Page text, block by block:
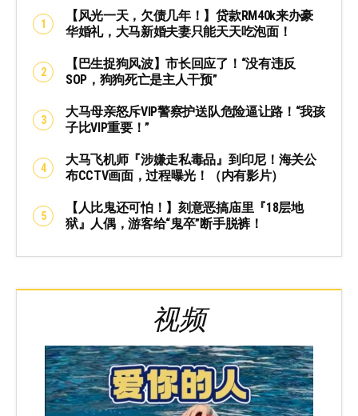
【风光一天，欠债几年！】贷款RM40k来办豪
华婚礼，大马新婚夫妻只能天天吃泡面！
【巴生捉狗风波】市长回应了！“没有违反
SOP，狗狗死亡是主人干预”
大马母亲怒斥VIP警察护送队危险逼让路！“我孩
子比VIP重要！”
大马飞机师『涉嫌走私毒品』到印尼！海关公
布CCTV画面，过程曝光！（内有影片）
【人比鬼还可怕！】刻意恶搞庙里『18层地
狱』人偶，游客给“鬼卒”断手脱裤！
视频